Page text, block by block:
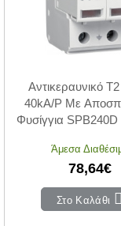
Αντικεραυνικό
40kA/P Με
Φυσίγγια
Άμεσα
78,64€
Στο Καλάθι